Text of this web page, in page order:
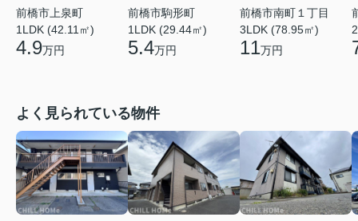
前橋市上泉町
1LDK (42.11㎡)
4.9万円
前橋市駒形町
1LDK (29.44㎡)
5.4万円
前橋市南町１丁目
3LDK (78.95㎡)
11万円
よく見られている物件